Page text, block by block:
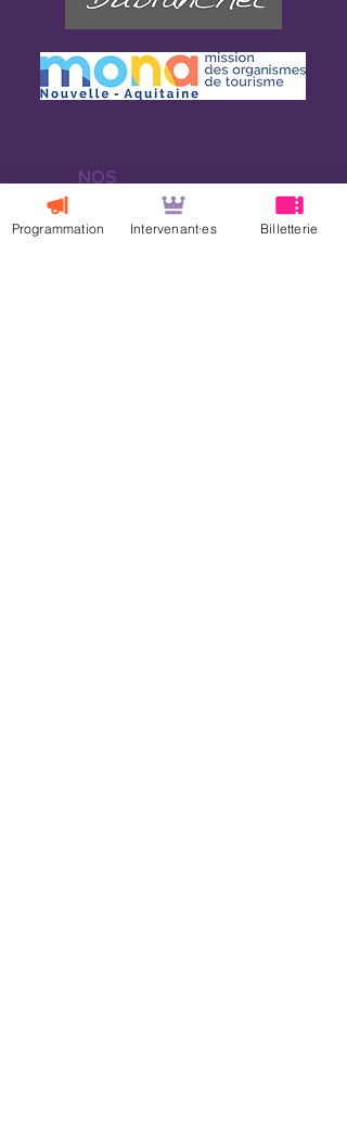
NOS
SOUTIENSFINANCIERS
Programmation Intervenant·es Billetterie